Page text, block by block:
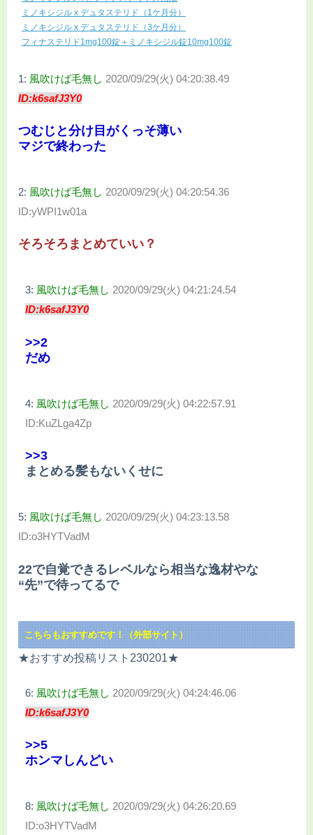
ミノキシジル x デュタステリド（1ケ月分）
ミノキシジル x デュタステリド（3ケ月分）
フィナステリド1mg100錠＋ミノキシジル錠10mg100錠
1: 風吹けば毛無し 2020/09/29(火) 04:20:38.49
ID:k6safJ3Y0
つむじと分け目がくっそ薄い
マジで終わった
2: 風吹けば毛無し 2020/09/29(火) 04:20:54.36
ID:yWPI1w01a
そろそろまとめていい？
3: 風吹けば毛無し 2020/09/29(火) 04:21:24.54
ID:k6safJ3Y0
>>2
だめ
4: 風吹けば毛無し 2020/09/29(火) 04:22:57.91
ID:KuZLga4Zp
>>3
まとめる髪もないくせに
5: 風吹けば毛無し 2020/09/29(火) 04:23:13.58
ID:o3HYTVadM
22で自覚できるレベルなら相当な逸材やな
“先”で待ってるで
こちらもおすすめです！（外部サイト）
★おすすめ投稿リスト230201★
6: 風吹けば毛無し 2020/09/29(火) 04:24:46.06
ID:k6safJ3Y0
>>5
ホンマしんどい
8: 風吹けば毛無し 2020/09/29(火) 04:26:20.69
ID:o3HYTVadM